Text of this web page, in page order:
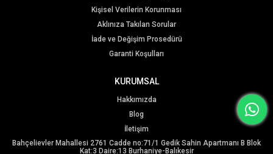
Kişisel Verilerin Korunması
Aklınıza Takılan Sorular
İade ve Değişim Prosedürü
Garanti Koşulları
KURUMSAL
Hakkımızda
Blog
İletişim
Bahçelievler Mahallesi 2761 Cadde no:71/1 Gedik Sahin Apartmanı B Blok
Kat:3 Daire:13 Burhaniye-Balıkesir